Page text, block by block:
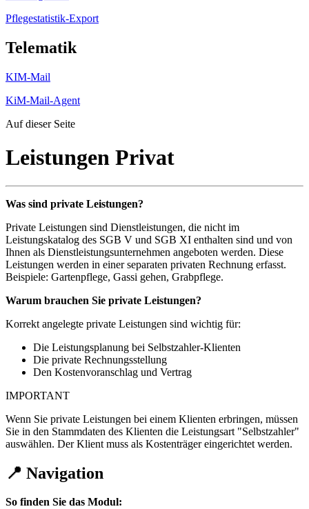
Pflegestatistik-Export
Telematik
KIM-Mail
KiM-Mail-Agent
Auf dieser Seite
Leistungen Privat
Was sind private Leistungen?
Private Leistungen sind Dienstleistungen, die nicht im
Leistungskatalog des SGB V und SGB XI enthalten sind und von
Ihnen als Dienstleistungsunternehmen angeboten werden. Diese
Leistungen werden in einer separaten privaten Rechnung erfasst.
Beispiele: Gartenpflege, Gassi gehen, Grabpflege.
Warum brauchen Sie private Leistungen?
Korrekt angelegte private Leistungen sind wichtig für:
Die Leistungsplanung bei Selbstzahler-Klienten
Die private Rechnungsstellung
Den Kostenvoranschlag und Vertrag
IMPORTANT
Wenn Sie private Leistungen bei einem Klienten erbringen, müssen
Sie in den Stammdaten des Klienten die Leistungsart "Selbstzahler"
auswählen. Der Klient muss als Kostenträger eingerichtet werden.
📍 Navigation
So finden Sie das Modul: